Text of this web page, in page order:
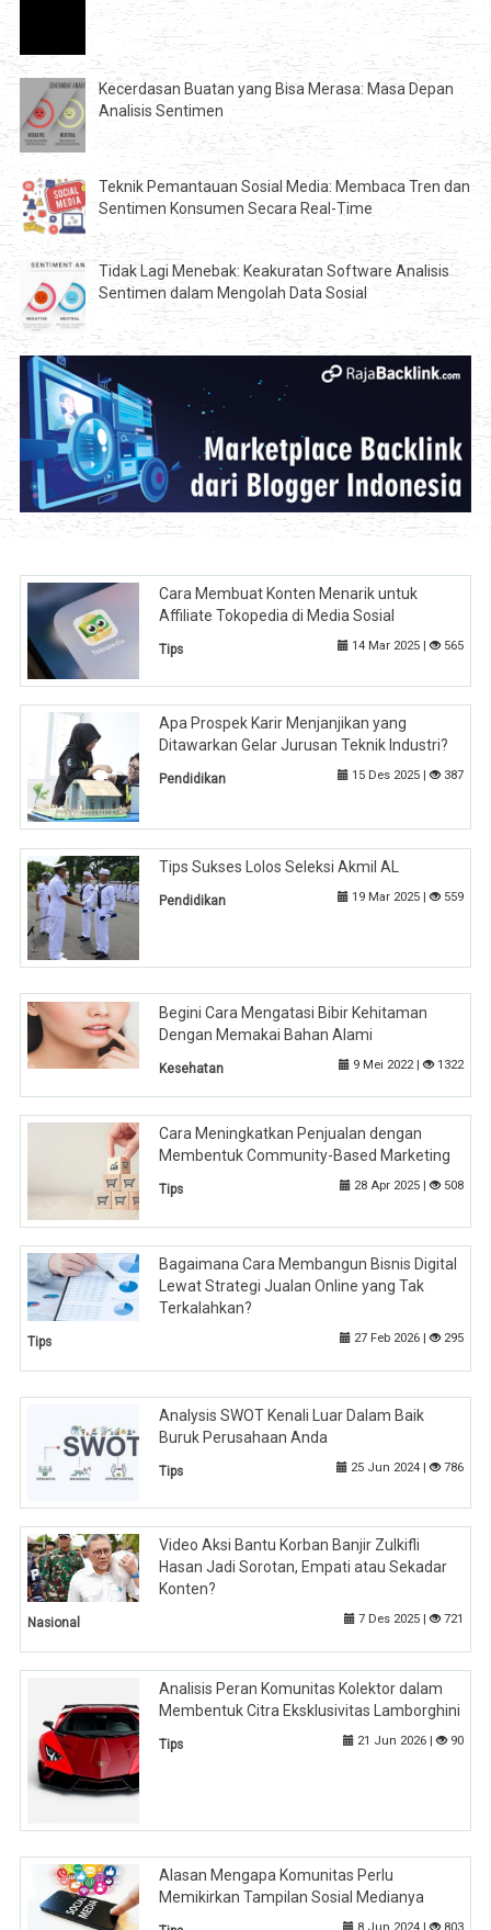
Kecerdasan Buatan yang Bisa Merasa: Masa Depan
Analisis Sentimen
Teknik Pemantauan Sosial Media: Membaca Tren dan
Sentimen Konsumen Secara Real-Time
Tidak Lagi Menebak: Keakuratan Software Analisis
Sentimen dalam Mengolah Data Sosial
Cara Membuat Konten Menarik untuk
Affiliate Tokopedia di Media Sosial
Tips 14 Mar 2025 | 565
Apa Prospek Karir Menjanjikan yang
Ditawarkan Gelar Jurusan Teknik Industri?
Pendidikan 15 Des 2025 | 387
Tips Sukses Lolos Seleksi Akmil AL
Pendidikan 19 Mar 2025 | 559
Begini Cara Mengatasi Bibir Kehitaman
Dengan Memakai Bahan Alami
Kesehatan 9 Mei 2022 | 1322
Cara Meningkatkan Penjualan dengan
Membentuk Community-Based Marketing
Tips 28 Apr 2025 | 508
Bagaimana Cara Membangun Bisnis Digital
Lewat Strategi Jualan Online yang Tak
Terkalahkan?
Tips 27 Feb 2026 | 295
Analysis SWOT Kenali Luar Dalam Baik
Buruk Perusahaan Anda
Tips 25 Jun 2024 | 786
Video Aksi Bantu Korban Banjir Zulkifli
Hasan Jadi Sorotan, Empati atau Sekadar
Konten?
Nasional 7 Des 2025 | 721
Analisis Peran Komunitas Kolektor dalam
Membentuk Citra Eksklusivitas Lamborghini
Tips 21 Jun 2026 | 90
Alasan Mengapa Komunitas Perlu
Memikirkan Tampilan Sosial Medianya